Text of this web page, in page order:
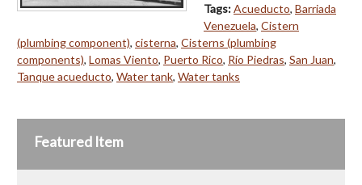
Tags:Acueducto, Barriada
Venezuela, Cistern
(plumbing component), cisterna, Cisterns (plumbing
components), Lomas Viento, Puerto Rico, Río Piedras, San Juan,
Tanque acueducto, Water tank, Water tanks
Featured Item